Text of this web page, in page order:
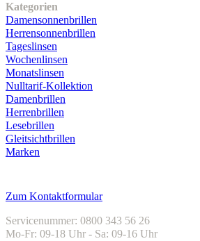
Kategorien
Damensonnenbrillen
Herrensonnenbrillen
Tageslinsen
Wochenlinsen
Monatslinsen
Nulltarif-Kollektion
Damenbrillen
Herrenbrillen
Lesebrillen
Gleitsichtbrillen
Marken
Zum Kontaktformular
Servicenummer: 0800 343 56 26
Mo-Fr: 09-18 Uhr - Sa: 09-16 Uhr